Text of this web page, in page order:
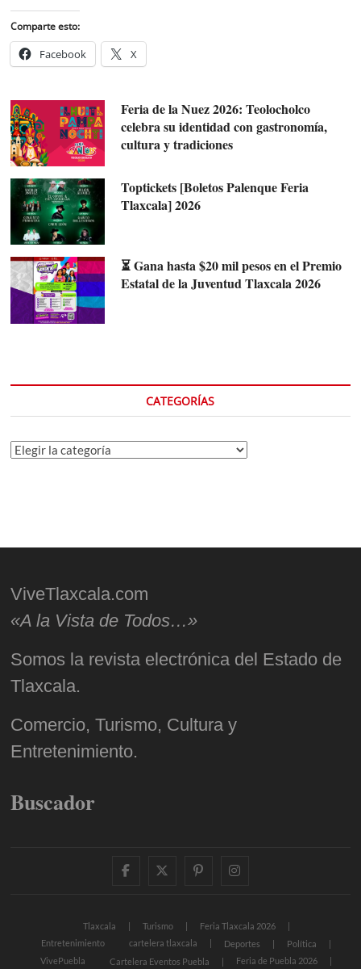
Comparte esto:
Facebook X
Feria de la Nuez 2026: Teolocholco
celebra su identidad con gastronomía,
cultura y tradiciones
Toptickets [Boletos Palenque Feria
Tlaxcala] 2026
⏳ Gana hasta $20 mil pesos en el Premio
Estatal de la Juventud Tlaxcala 2026
CATEGORÍAS
Categorías
ViveTlaxcala.com
«A la Vista de Todos…»
Somos la revista electrónica del Estado de
Tlaxcala.
Comercio, Turismo, Cultura y
Entretenimiento.
Buscador
facebooktwitter
pinterestinstagram
Tlaxcala Turismo
Feria Tlaxcala 2026
Entretenimiento
cartelera tlaxcala Deportes
Política
VivePuebla
Cartelera Eventos Puebla Feria de Puebla 2026